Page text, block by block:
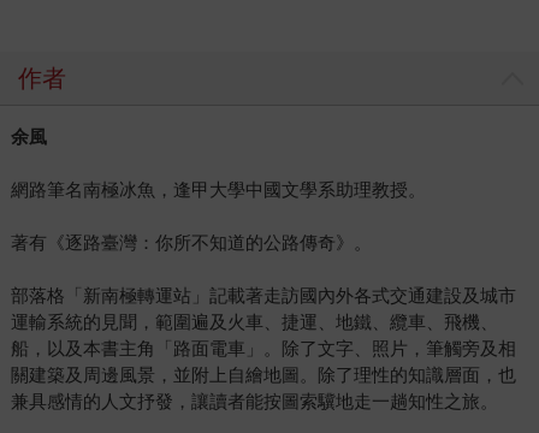
作者
余風
網路筆名南極冰魚，逢甲大學中國文學系助理教授。
著有《逐路臺灣：你所不知道的公路傳奇》。
部落格「新南極轉運站」記載著走訪國內外各式交通建設及城市
運輸系統的見聞，範圍遍及火車、捷運、地鐵、纜車、飛機、
船，以及本書主角「路面電車」。除了文字、照片，筆觸旁及相
關建築及周邊風景，並附上自繪地圖。除了理性的知識層面，也
兼具感情的人文抒發，讓讀者能按圖索驥地走一趟知性之旅。